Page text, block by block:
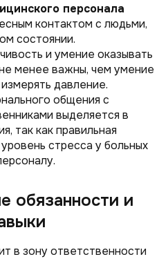
персонала
контактом с людьми,
состоянии.
и умение оказывать
менее важны, чем умение
давление.
общения с
выделяется в
так как правильная
стресса у больных
обязанности и
в зону ответственности